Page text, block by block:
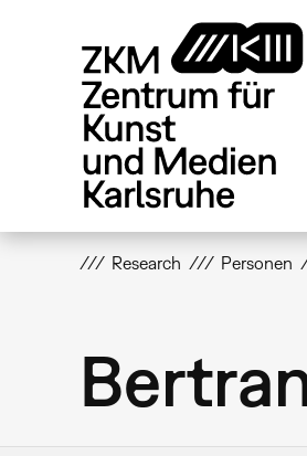
Research Personen